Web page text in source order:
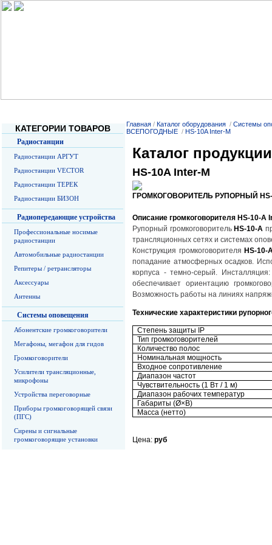
КАТЕГОРИИ ТОВАРОВ
Радиостанции
Радиостанции АРГУТ
Радиостанции VECTOR
Радиостанции ТЕРЕК
Радиостанции БИЗОН
Радиопередающие устройства
Профессиональные носимые
радиостанции
Автомобильные радиостанции
Репитеры / ретрансляторы
Аксессуары
Антенны
Системы оповещения
Абонентские громкоговорители
Мегафоны, мегафон для гидов
Громкоговорители
Усилители трансляционные,
микрофоны
Устройства переговорные
Приборы громкоговорящей связи
(ПГС)
Сирены и сигнальные
громкоговорящие установки
Главная / Каталог оборудования / Системы
ВСЕПОГОДНЫЕ / HS-10A Inter-M
Каталог продукции
HS-10A Inter-M
ГРОМКОГОВОРИТЕЛЬ РУПОРНЫЙ
Описание громкоговорителя HS-10-A
Рупорный громкоговоритель HS-10-A
трансляционных сетях и системах
Конструкция громкоговорителя HS-10-
попадание атмосферных осадков.
корпуса - темно-серый.
обеспечивает ориентацию
Возможность работы на линиях
Технические характеристики
Степень защиты IP
Тип громкоговорителей
Количество полос
Номинальная мощность
Входное сопротивление
Диапазон частот
Чувствительность (1 Вт / 1 м)
Диапазон рабочих температур
Габариты (Ø×В)
Масса (нетто)
Цена: руб